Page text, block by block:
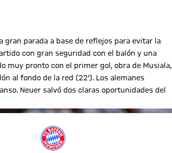
gran parada a base de reflejos para evitar la
con gran seguridad con el balón y una
muy pronto con el primer gol, obra de Musiala,
al fondo de la red (22'). Los alemanes
Neuer salvó dos claras oportunidades del